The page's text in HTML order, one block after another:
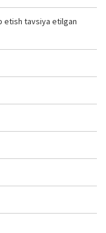
etish tavsiya etilgan